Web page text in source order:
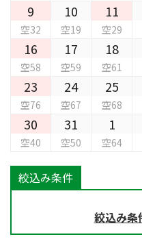
9
空32
10
空19
11
空29
16
空58
17
空59
18
空61
23
空76
24
空67
25
空68
30
空40
31
空50
1
空64
絞込み条件
絞込み条